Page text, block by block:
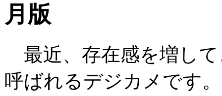
月版
最近、存在感を増し
呼ばれるデジカメです